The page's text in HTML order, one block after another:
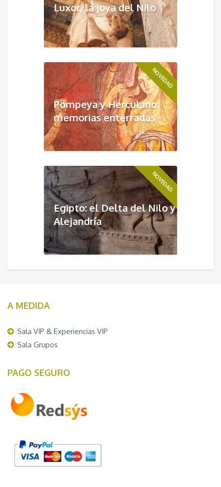
Luxor, la joya del Nilo
NOVEDAD
Pompeya y Herculano:
memorias enterradas
NOVEDAD
Egipto: el Delta del Nilo y
Alejandría
A MEDIDA
Sala VIP & Experiencias VIP
Sala Grupos
PAGO SEGURO